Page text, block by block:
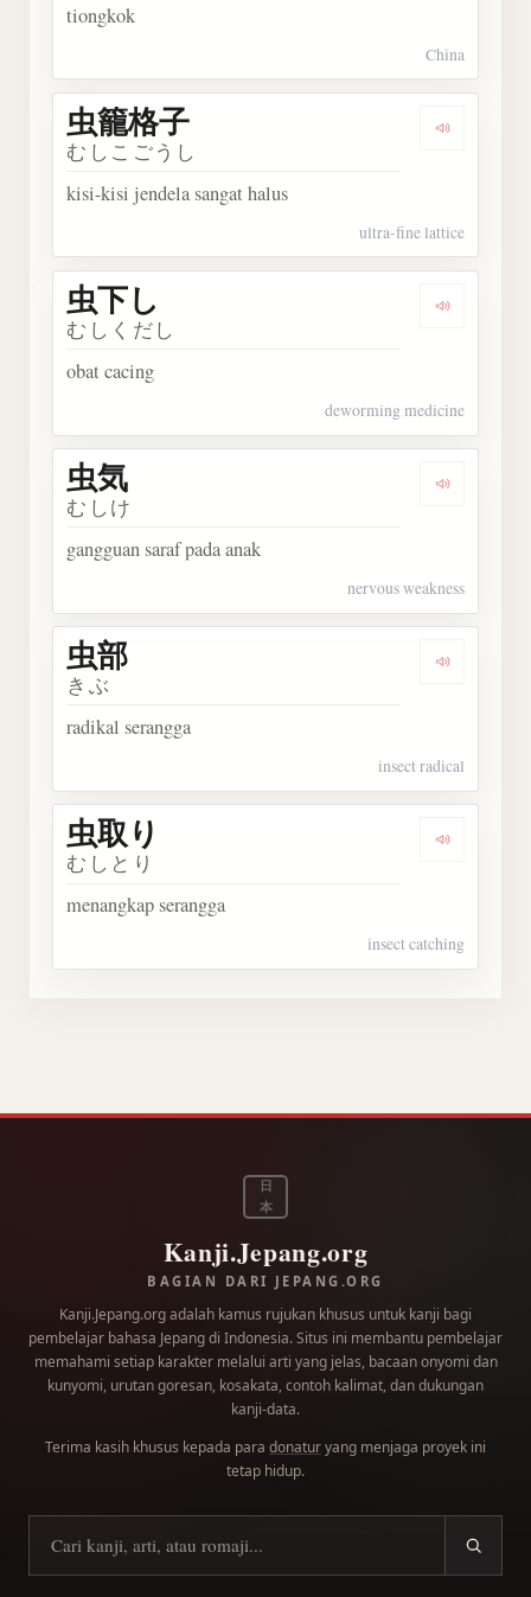
tiongkok
China
虫籠格子
むしこごうし
kisi-kisi jendela sangat halus
ultra-fine lattice
虫下し
むしくだし
obat cacing
deworming medicine
Dengarkan
虫気
むしけ
gangguan saraf pada anak
nervous weakness
Dengarkan
虫部
きぶ
radikal serangga
insect radical
虫取り
むしとり
menangkap serangga
insect catching
日
本
Kanji.Jepang.org
BAGIAN DARI JEPANG.ORG
Kanji.Jepang.org adalah kamus rujukan khusus untuk kanji bagi
pembelajar bahasa Jepang di Indonesia. Situs ini membantu pembelajar
memahami setiap karakter melalui arti yang jelas, bacaan onyomi dan
kunyomi, urutan goresan, kosakata, contoh kalimat, dan dukungan
kanji-data.
Terima kasih khusus kepada para donaturyang menjaga proyek ini
tetap hidup.
Cari kanji